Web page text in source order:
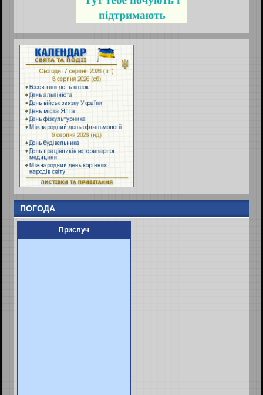
ПОГОДА
Прислуч